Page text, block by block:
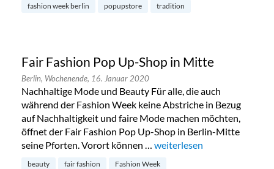
fashion week berlin
popupstore tradition
Fair Fashion Pop Up-Shop in Mitte
Berlin, Wochenende, 16. Januar 2020
Nachhaltige Mode und Beauty Für alle, die auch
während der Fashion Week keine Abstriche in Bezug
auf Nachhaltigkeit und faire Mode machen möchten,
öffnet der Fair Fashion Pop Up-Shop in Berlin-Mitte
seine Pforten. Vorort können … „Fair Fashion Pop Up-Shop
weiterlesen
beauty fair fashion
Fashion Week